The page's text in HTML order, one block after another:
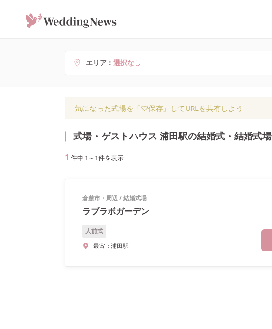
エリア 選択なし
気になった式場を「♡保存」してURLを共有しよう
式場・ゲストハウス 浦田駅の結婚式・結婚式場
1 件中 1 ～ 1件を表示
倉敷市・周辺/結婚式場
ラブラボガーデン
人前式
最寄： 浦田駅